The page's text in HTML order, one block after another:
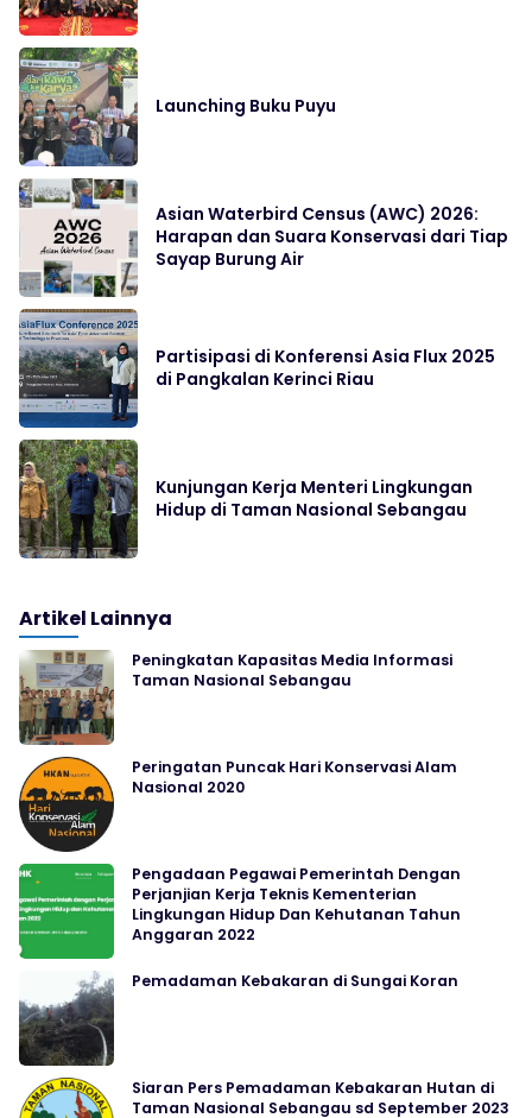
Launching Buku Puyu
Asian Waterbird Census (AWC) 2026:
Harapan dan Suara Konservasi dari Tiap
Sayap Burung Air
Partisipasi di Konferensi Asia Flux 2025
di Pangkalan Kerinci Riau
Kunjungan Kerja Menteri Lingkungan
Hidup di Taman Nasional Sebangau
Artikel Lainnya
Peningkatan Kapasitas Media Informasi
Taman Nasional Sebangau
Peringatan Puncak Hari Konservasi Alam
Nasional 2020
Pengadaan Pegawai Pemerintah Dengan
Perjanjian Kerja Teknis Kementerian
Lingkungan Hidup Dan Kehutanan Tahun
Anggaran 2022
Pemadaman Kebakaran di Sungai Koran
Siaran Pers Pemadaman Kebakaran Hutan di
Taman Nasional Sebangau sd September 2023